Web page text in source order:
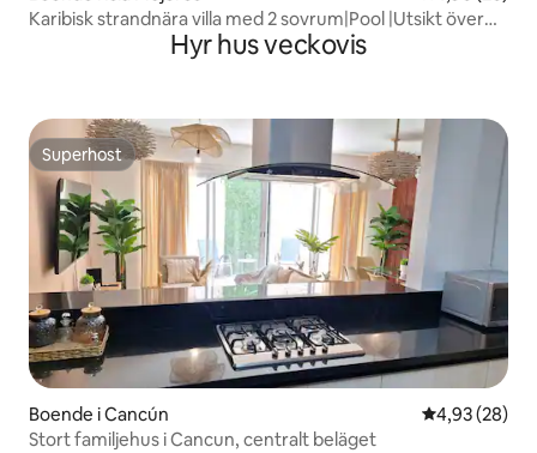
Karibisk strandnära villa med 2 sovrum|Pool |Utsikt över
Hyr hus veckovis
Superhost
Superhost
Boende i Cancún 4,93 av 5 i
4,93 (28)
Stort familjehus i Cancun, centralt beläget